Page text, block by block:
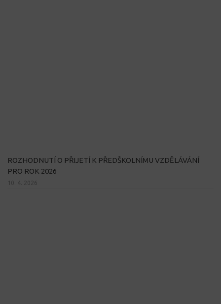
ROZHODNUTÍ O PŘIJETÍ K PŘEDŠKOLNÍMU VZDĚLÁVÁNÍ
PRO ROK 2026
10. 4. 2026